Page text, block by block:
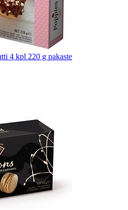
4 kpl 220 g pakaste